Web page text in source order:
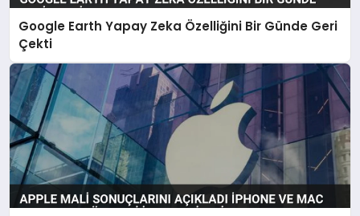
Google Earth Yapay Zeka Özelliğini Bir Günde Geri
Çekti